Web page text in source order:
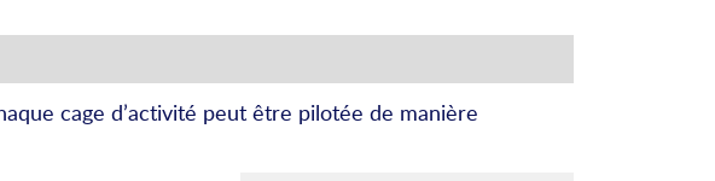
cage d’activité peut être pilotée de manière